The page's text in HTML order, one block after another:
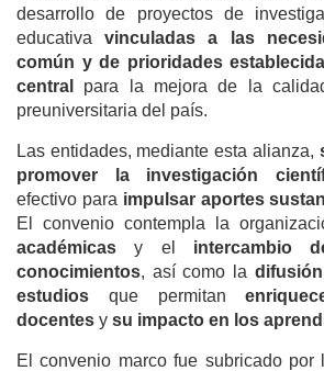
desarrollo de proyectos de
educativavinculadas a las
común y de prioridades
central
para la mejora de la
preuniversitaria del país.
Las entidades, mediante esta alianza,
promover la investigación
efectivo para impulsar aportes
El convenio contempla la
académicas y el intercambio
conocimientos, así como la
estudios que permitan
docentes y su impacto en los
El convenio marco fue subricado por